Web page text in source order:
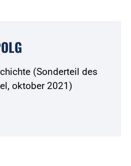
(Sonderteil des
oktober 2021)